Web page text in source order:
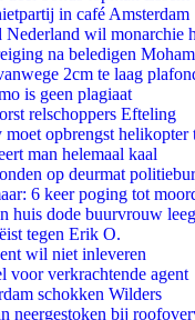
in café Amsterdam
Nederland wil monarchie
na beledigen
2cm te laag
is geen plagiaat
relschoppers Efteling
opbrengst helikopter
man helemaal kaal
op deurmat
6 keer poging tot
huis dode buurvrouw leeg
tegen Erik O.
wil niet inleveren
voor verkrachtende agent
schokken Wilders
neergestoken bij